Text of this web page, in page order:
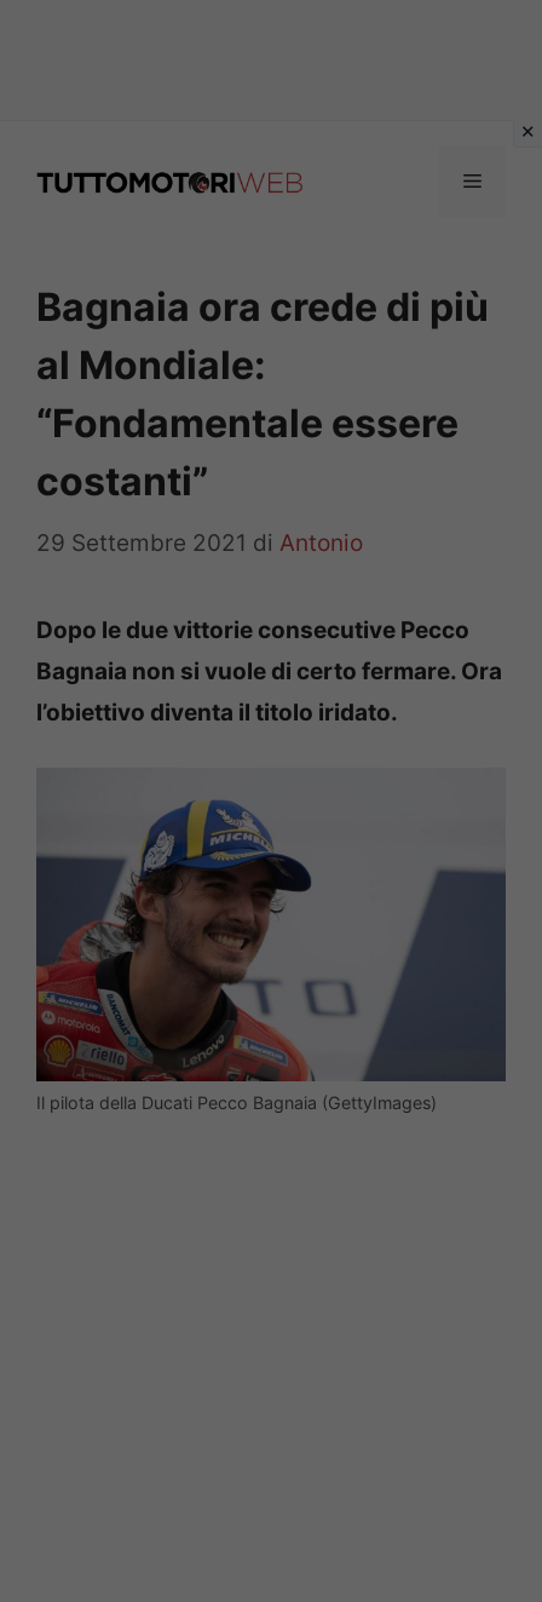
Menu
Bagnaia ora crede di più
al Mondiale:
“Fondamentale essere
costanti”
29 Settembre 2021 di Antonio
Dopo le due vittorie consecutive Pecco
Bagnaia non si vuole di certo fermare. Ora
l’obiettivo diventa il titolo iridato.
Il pilota della Ducati Pecco Bagnaia (GettyImages)